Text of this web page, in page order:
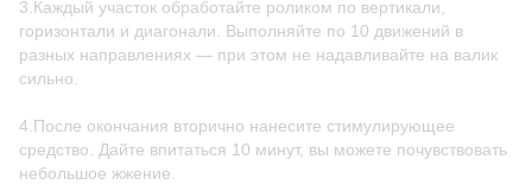
3.Каждый участок обработайте роликом по вертикали,
горизонтали и диагонали. Выполняйте по 10 движений в
разных направлениях — при этом не надавливайте на валик
сильно.
4.После окончания вторично нанесите стимулирующее
средство. Дайте впитаться 10 минут, вы можете почувствовать
небольшое жжение.